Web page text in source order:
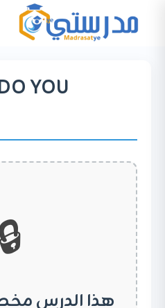
المحتوى
YOU
هذا الدرس